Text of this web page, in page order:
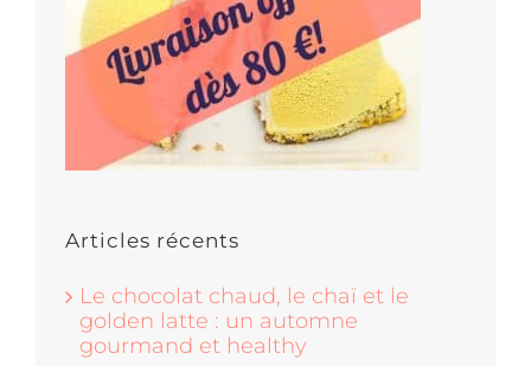
Articles récents
Le chocolat chaud, le chaï et le
golden latte : un automne
gourmand et healthy